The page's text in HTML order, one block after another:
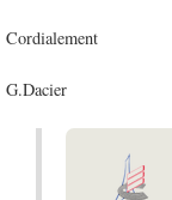
Cordialement
G.Dacier